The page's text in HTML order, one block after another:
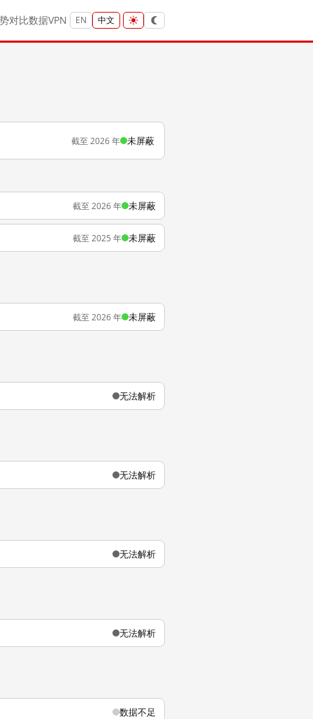
对比数据VPN EN 中文
截至 2026 年 未屏蔽
截至 2026 年 未屏蔽
截至 2025 年 未屏蔽
截至 2026 年 未屏蔽
无法解析
无法解析
无法解析
无法解析
数据不足